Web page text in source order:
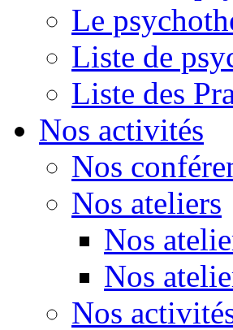
Le
Liste de
Liste des
Nos activités
Nos
Nos ateliers
Nos
Nos
Nos